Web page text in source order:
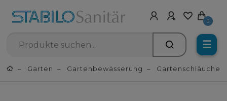
0
☰
Garten Gartenbewässerung Gartenschläuche